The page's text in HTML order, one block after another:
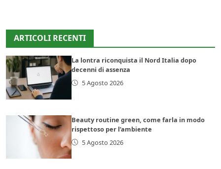
ARTICOLI RECENTI
La lontra riconquista il Nord Italia dopo
decenni di assenza
5 Agosto 2026
Beauty routine green, come farla in modo
rispettoso per l’ambiente
5 Agosto 2026